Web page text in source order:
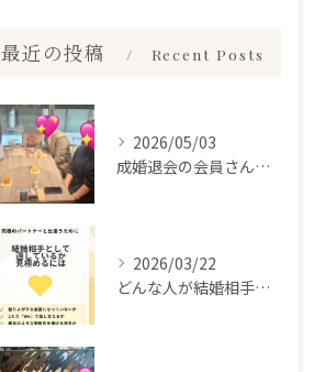
最近の投稿 Recent Posts
2026/05/03
成婚退会の会員さんとお会いして来ました✨
2026/03/22
どんな人が結婚相手だといいのか